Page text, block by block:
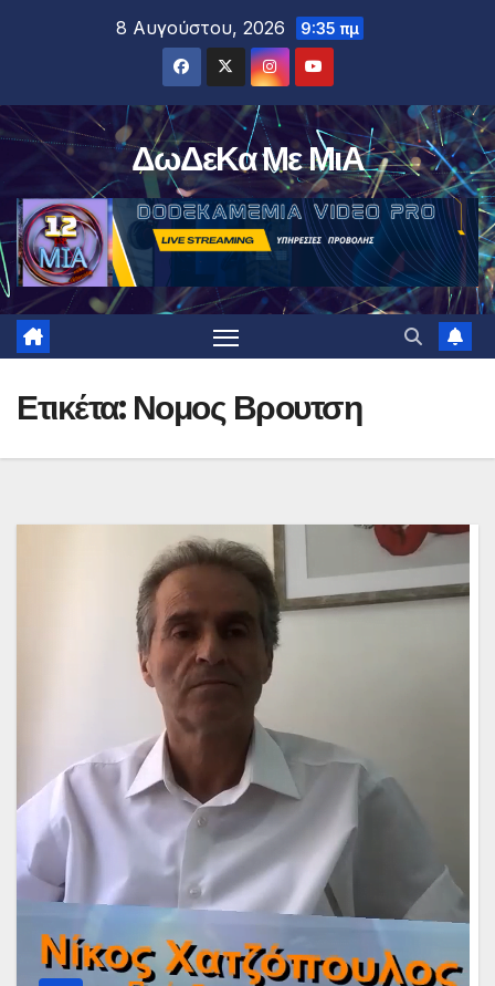
8 Αυγούστου, 2026 9:35 πμ
ΔωΔεΚα Με ΜιΑ
Ετικέτα: Νομος Βρουτση